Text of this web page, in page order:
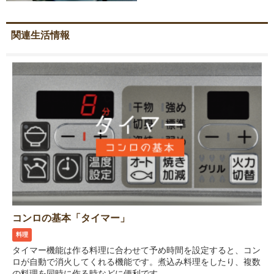
関連生活情報
コンロの基本「タイマー」
料理
タイマー機能は作る料理に合わせて予め時間を設定すると、コン
ロが自動で消火してくれる機能です。煮込み料理をしたり、複数